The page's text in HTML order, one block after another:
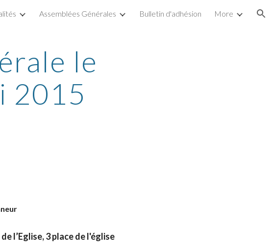
Skip to navigationAssemblées Générales Bulletin d'adhésion More
le
2015
l’Eglise, 3 place de l'église